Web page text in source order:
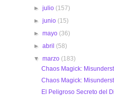
►julio (157)
►junio (15)
►mayo (36)
►abril (58)
▼marzo (183)
Chaos Magick:
Chaos Magick:
El Peligroso Secreto del